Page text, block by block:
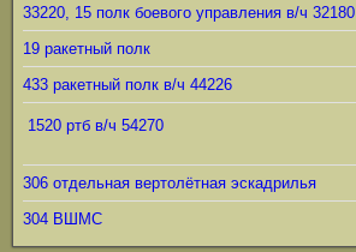
33220, 15 полк боевого управления в/ч 32180
19 ракетный полк
433 ракетный полк в/ч 44226
1520 ртб в/ч 54270
306 отдельная вертолётная эскадрилья
304 ВШМС